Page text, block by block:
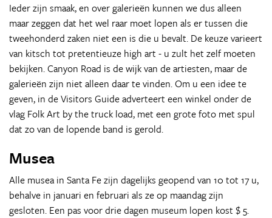
Ieder zijn smaak, en over galerieën kunnen we dus alleen
maar zeggen dat het wel raar moet lopen als er tussen die
tweehonderd zaken niet een is die u bevalt. De keuze varieert
van kitsch tot pretentieuze high art - u zult het zelf moeten
bekijken. Canyon Road is de wijk van de artiesten, maar de
galerieën zijn niet alleen daar te vinden. Om u een idee te
geven, in de Visitors Guide adverteert een winkel onder de
vlag Folk Art by the truck load, met een grote foto met spul
dat zo van de lopende band is gerold.
Musea
Alle musea in Santa Fe zijn dagelijks geopend van 10 tot 17 u,
behalve in januari en februari als ze op maandag zijn
gesloten. Een pas voor drie dagen museum lopen kost $ 5.